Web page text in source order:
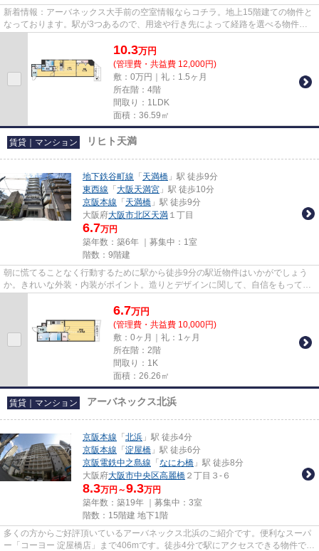
新着情報：アーバネックス大手前の空室情報ならコチラ。地上15階建ての物件と
なっております。駅が3つあるので、用途や行き先によって経路を選べる物件で
10.3万円
(管理費・共益費 12,000円)
敷：0万円｜礼：1.5ヶ月
所在階：4階
間取り：1LDK
面積：36.59㎡
賃貸｜マンション リヒト天満
地下鉄谷町線 「 天満橋 」駅 徒歩9分
東西線 「 大阪天満宮 」駅 徒歩10分
京阪本線 「 天満橋 」駅 徒歩9分
大阪府大阪市北区天満 １丁目
6.7万円
築年数：築6年 ｜募集中： 1室
階数：9階建
朝に慌てることなく行動するために駅から徒歩9分の駅近物件はいかがでしょう
か。きれいな外装・内装がポイント。造りとデザインに関して、自信をもって情
6.7万円
(管理費・共益費 10,000円)
敷：0ヶ月｜礼：1ヶ月
所在階：2階
間取り：1K
面積：26.26㎡
賃貸｜マンション アーバネックス北浜
京阪本線 「 北浜 」駅 徒歩4分
京阪本線 「 淀屋橋 」駅 徒歩6分
京阪電鉄中之島線 「 なにわ橋 」駅 徒歩8分
大阪府大阪市中央区高麗橋 ２丁目３-６
8.3万円～9.3万円
築年数：築19年 ｜募集中： 3室
階数：15階建 地下1階
多くの方からご好評頂いているアーバネックス北浜のご紹介です。便利なスーパ
ー「コーヨー 淀屋橋店」まで406mです。徒歩4分で駅にアクセスできる物件で